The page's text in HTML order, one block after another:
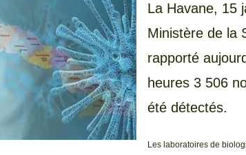
La Havane, 15
Ministère de la
rapporté
heures 3 506
été détectés.
Les laboratoires de